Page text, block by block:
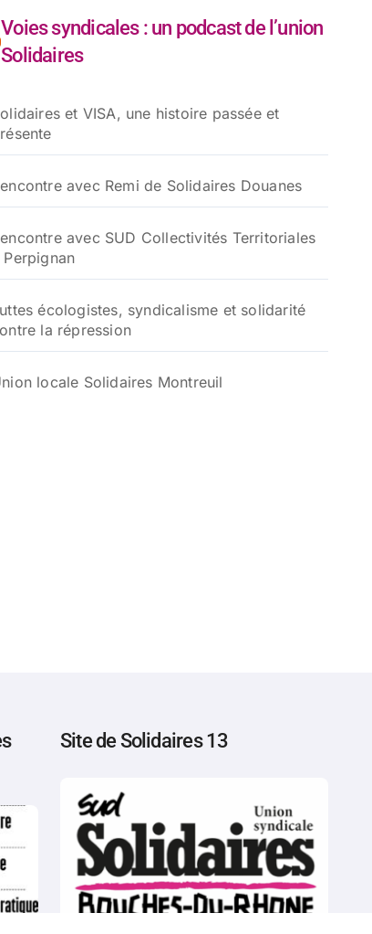
Voies syndicales : un podcast de l’union
Solidaires
et VISA, une histoire passée et
avec Remi de Solidaires Douanes
avec SUD Collectivités Territoriales
Perpignan
écologistes, syndicalisme et solidarité
la répression
locale Solidaires Montreuil
Site de Solidaires 13